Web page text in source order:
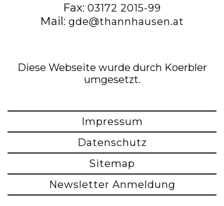
Fax: 03172 2015-99
Mail: gde@thannhausen.at
Diese Webseite wurde durch Koerbler
umgesetzt.
Impressum
Datenschutz
Sitemap
Newsletter Anmeldung